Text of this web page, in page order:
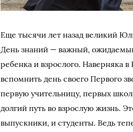
Еще тысячи лет назад великий
День знаний — важный,
ребенка и взрослого. Наверняка
вспомнить день своего Первого
первую учительницу, первых
долгий путь во взрослую жизнь.
выпускники, и студенты. Ведь